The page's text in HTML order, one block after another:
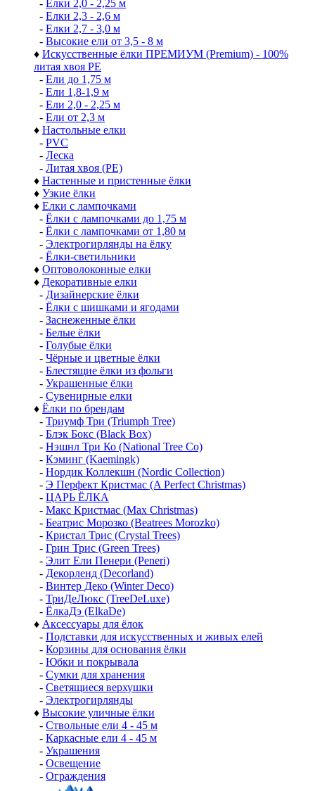
- Елки 2,0 - 2,25 м
- Елки 2,3 - 2,6 м
- Елки 2,7 - 3,0 м
- Высокие ели от 3,5 - 8 м
♦ Искусственные ёлки ПРЕМИУМ (Premium) - 100%
литая хвоя РЕ
- Ели до 1,75 м
- Ели 1,8-1,9 м
- Ели 2,0 - 2,25 м
- Ели от 2,3 м
♦ Настольные елки
- PVC
- Леска
- Литая хвоя (РЕ)
♦ Настенные и пристенные ёлки
♦ Узкие ёлки
♦ Елки с лампочками
- Ёлки с лампочками до 1,75 м
- Ёлки с лампочками от 1,80 м
- Электрогирлянды на ёлку
- Ёлки-светильники
♦ Оптоволоконные елки
♦ Декоративные елки
- Дизайнерские ёлки
- Ёлки с шишками и ягодами
- Заснеженные ёлки
- Белые ёлки
- Голубые ёлки
- Чёрные и цветные ёлки
- Блестящие ёлки из фольги
- Украшенные ёлки
- Сувенирные елки
♦ Ёлки по брендам
- Триумф Три (Triumph Tree)
- Блэк Бокс (Black Box)
- Нэшнл Три Ко (National Tree Co)
- Кэминг (Kaemingk)
- Нордик Коллекшн (Nordic Collection)
- Э Перфект Кристмас (A Perfect Christmas)
- ЦАРЬ ЁЛКА
- Макс Кристмас (Max Christmas)
- Беатрис Морозко (Beatrees Morozko)
- Кристал Трис (Crystal Trees)
- Грин Трис (Green Trees)
- Элит Ели Пенери (Peneri)
- Декорленд (Decorland)
- Винтер Деко (Winter Deco)
- ТриДеЛюкс (TreeDeLuxe)
- ЁлкаДэ (ElkaDe)
♦ Аксессуары для ёлок
- Подставки для искусственных и живых елей
- Корзины для основания ёлки
- Юбки и покрывала
- Сумки для хранения
- Светящиеся верхушки
- Электрогирлянды
♦ Высокие уличные ёлки
- Ствольные ели 4 - 45 м
- Каркасные ели 4 - 45 м
- Украшения
- Освещение
- Ограждения